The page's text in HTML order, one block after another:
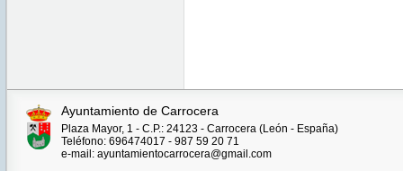
Ayuntamiento de Carrocera
Plaza Mayor, 1 - C.P.: 24123 - Carrocera (León - España)
Teléfono: 696474017 - 987 59 20 71
e-mail: ayuntamientocarrocera@gmail.com